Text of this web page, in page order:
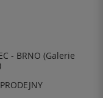
- BRNO (Galerie